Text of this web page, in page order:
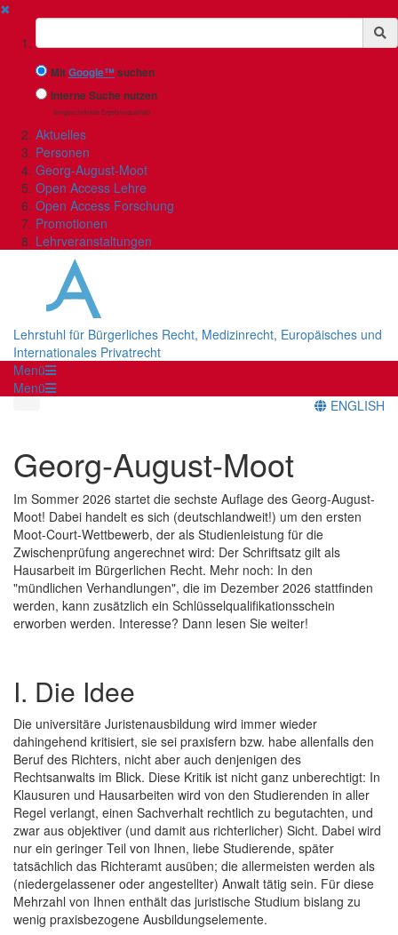
✖
Suchbegriff
MitGoogle™suchen
Interne Suche nutzen
(eingeschränkte Ergebnisqualität)
Aktuelles
Personen
Georg-August-Moot
Open Access Lehre
Open Access Forschung
Promotionen
Lehrveranstaltungen
Lehrstuhl für Bürgerliches Recht, Medizinrecht, Europäisches und
Internationales Privatrecht
Menü
Menü
ENGLISH
Georg-August-Moot
Im Sommer 2026 startet die sechste Auflage des Georg-August-
Moot! Dabei handelt es sich (deutschlandweit!) um den ersten
Moot-Court-Wettbewerb, der als Studienleistung für die
Zwischenprüfung angerechnet wird: Der Schriftsatz gilt als
Hausarbeit im Bürgerlichen Recht. Mehr noch: In den
"mündlichen Verhandlungen", die im Dezember 2026 stattfinden
werden, kann zusätzlich ein Schlüsselqualifikationsschein
erworben werden. Interesse? Dann lesen Sie weiter!
I. Die Idee
Die universitäre Juristenausbildung wird immer wieder
dahingehend kritisiert, sie sei praxisfern bzw. habe allenfalls den
Beruf des Richters, nicht aber auch denjenigen des
Rechtsanwalts im Blick. Diese Kritik ist nicht ganz unberechtigt: In
Klausuren und Hausarbeiten wird von den Studierenden in aller
Regel verlangt, einen Sachverhalt rechtlich zu begutachten, und
zwar aus objektiver (und damit aus richterlicher) Sicht. Dabei wird
nur ein geringer Teil von Ihnen, liebe Studierende, später
tatsächlich das Richteramt ausüben; die allermeisten werden als
(niedergelassener oder angestellter) Anwalt tätig sein. Für diese
Mehrzahl von Ihnen enthält das juristische Studium bislang zu
wenig praxisbezogene Ausbildungselemente.